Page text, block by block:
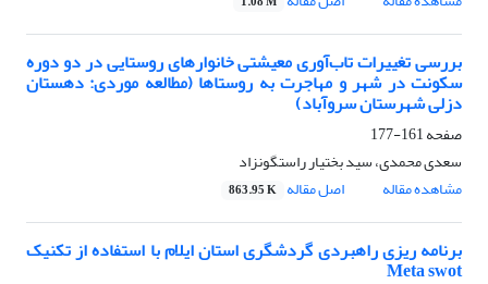
بررسی تغییرات تاب‌آوری معیشتی خانوارهای روستایی در دو دوره
سکونت در شهر و مهاجرت به روستاها (مطالعه موردی: دهستان
دزلی شهرستان سروآباد)
صفحه161-177
سعدی محمدی، سید بختیار راستگونزاد
مشاهده مقاله
اصل مقاله 863.95 K
برنامه ریزی راهبردی گردشگری استان ایلام با استفاده از تکنیک
Meta swot